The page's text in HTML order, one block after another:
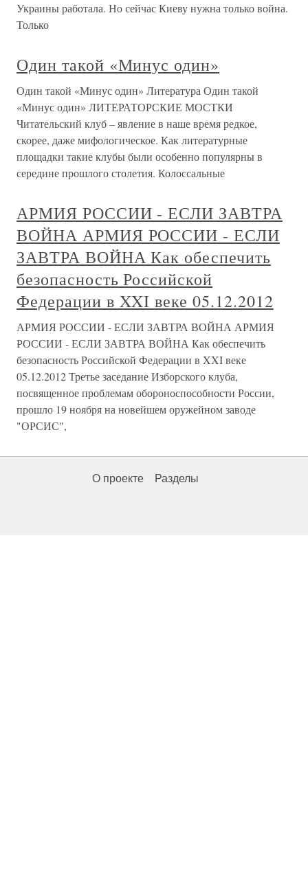
Украины работала. Но сейчас Киеву нужна только война.
Только
Один такой «Минус один»
Один такой «Минус один» Литература Один такой
«Минус один» ЛИТЕРАТОРСКИЕ МОСТКИ
Читательский клуб – явление в наше время редкое,
скорее, даже мифологическое. Как литературные
площадки такие клубы были особенно популярны в
середине прошлого столетия. Колоссальные
АРМИЯ РОССИИ - ЕСЛИ ЗАВТРА
ВОЙНА АРМИЯ РОССИИ - ЕСЛИ
ЗАВТРА ВОЙНА Как обеспечить
безопасность Российской
Федерации в XXI веке 05.12.2012
АРМИЯ РОССИИ - ЕСЛИ ЗАВТРА ВОЙНА АРМИЯ
РОССИИ - ЕСЛИ ЗАВТРА ВОЙНА Как обеспечить
безопасность Российской Федерации в XXI веке
05.12.2012 Третье заседание Изборского клуба,
посвященное проблемам обороноспособности России,
прошло 19 ноября на новейшем оружейном заводе
"ОРСИС",
О проекте Разделы